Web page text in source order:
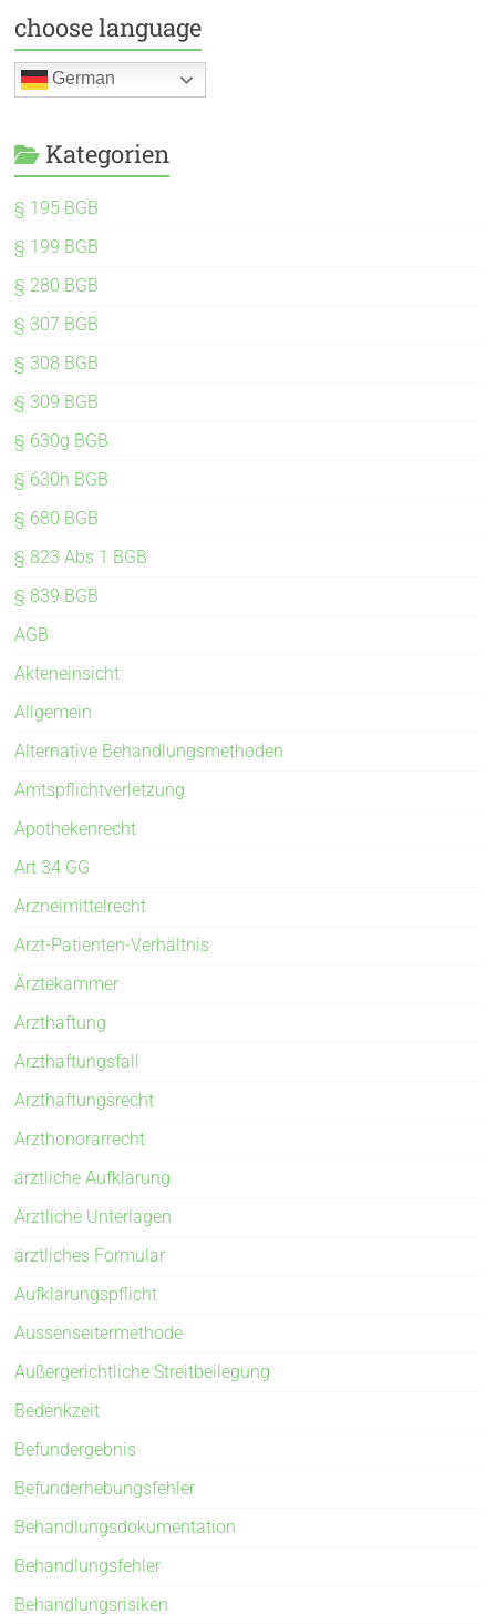
choose language
German
Kategorien
§ 195 BGB
§ 199 BGB
§ 280 BGB
§ 307 BGB
§ 308 BGB
§ 309 BGB
§ 630g BGB
§ 630h BGB
§ 680 BGB
§ 823 Abs 1 BGB
§ 839 BGB
AGB
Akteneinsicht
Allgemein
Alternative Behandlungsmethoden
Amtspflichtverletzung
Apothekenrecht
Art 34 GG
Arzneimittelrecht
Arzt-Patienten-Verhältnis
Ärztekammer
Arzthaftung
Arzthaftungsfall
Arzthaftungsrecht
Arzthonorarrecht
ärztliche Aufklärung
Ärztliche Unterlagen
ärztliches Formular
Aufklärungspflicht
Aussenseitermethode
Außergerichtliche Streitbeilegung
Bedenkzeit
Befundergebnis
Befunderhebungsfehler
Behandlungsdokumentation
Behandlungsfehler
Behandlungsrisiken